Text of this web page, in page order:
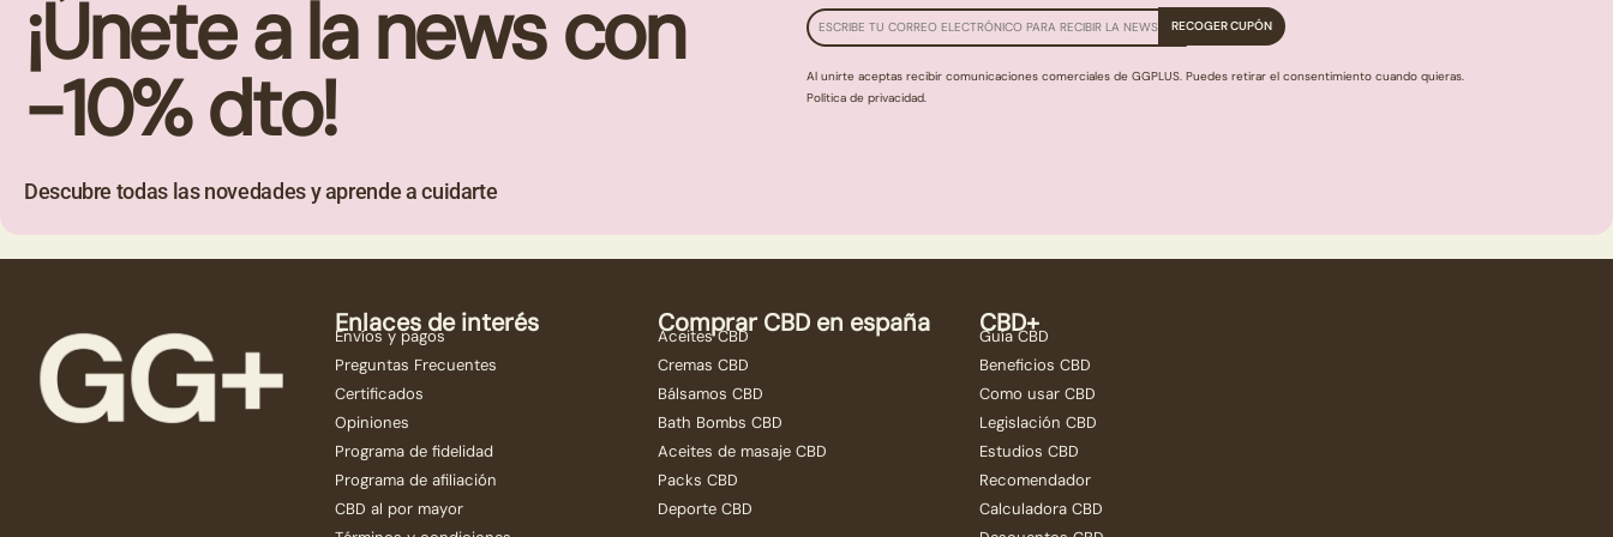
¡Únete a la news con
-10% dto!
Descubre todas las novedades y aprende a cuidarte
Al unirte aceptas recibir comunicaciones comerciales de GGPLUS. Puedes retirar el consentimiento cuando quieras.
Política de privacidad.
Enlaces de interés
Envíos y pagos
Preguntas Frecuentes
Certificados
Opiniones
Programa de fidelidad
Programa de afiliación
CBD al por mayor
Comprar CBD en españa
Aceites CBD
Cremas CBD
Bálsamos CBD
Bath Bombs CBD
Aceites de masaje CBD
Packs CBD
Deporte CBD
CBD+
Guía CBD
Beneficios CBD
Como usar CBD
Legislación CBD
Estudios CBD
Recomendador
Calculadora CBD